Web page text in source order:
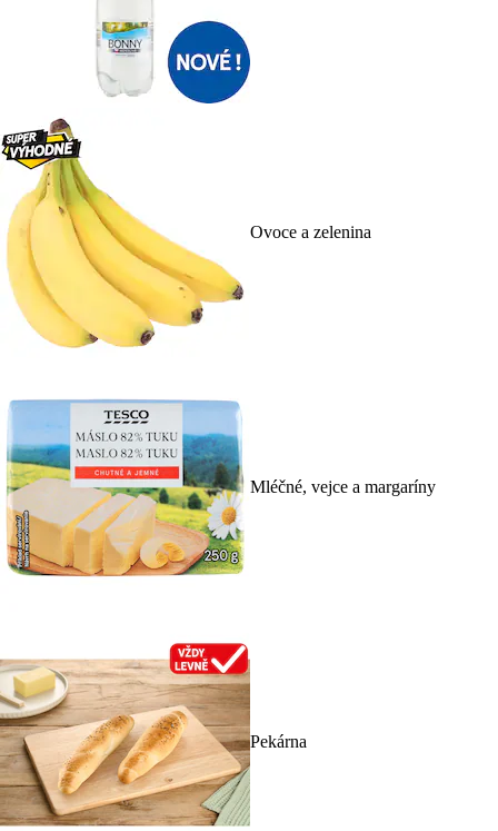
Ovoce a zelenina
Mléčné, vejce a margaríny
Pekárna